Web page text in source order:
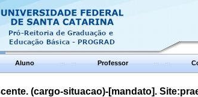
Aluno Professor
(cargo-situacao)-[mandato].